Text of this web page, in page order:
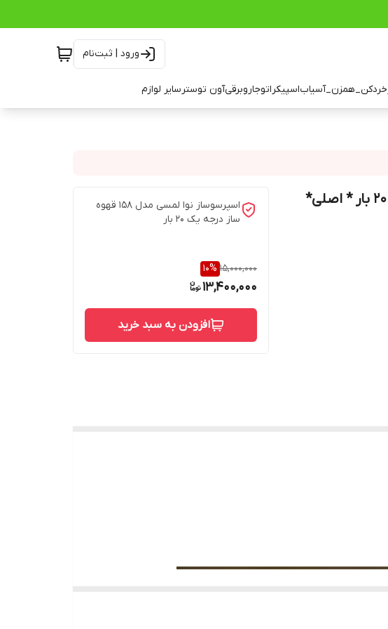
ورود | ثبت‌نام
خردکن_همزن_آسیاباسپیکراتوجاروبرقیآون توسترسایر لوازم
اسپرسوساز نوا لمسی مدل 158 قهوه
ساز درجه یک 20 بار
15,000,000
10%
13,400,000
افزودن به سبد خرید